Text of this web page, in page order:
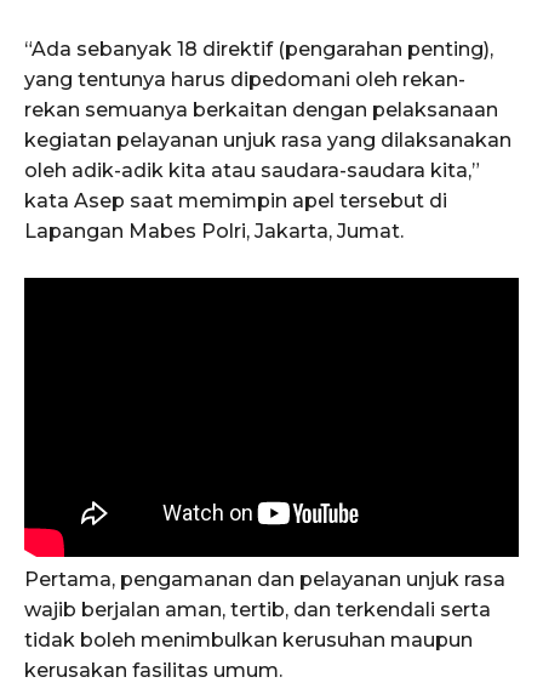
“Ada sebanyak 18 direktif (pengarahan penting),
yang tentunya harus dipedomani oleh rekan-
rekan semuanya berkaitan dengan pelaksanaan
kegiatan pelayanan unjuk rasa yang dilaksanakan
oleh adik-adik kita atau saudara-saudara kita,”
kata Asep saat memimpin apel tersebut di
Lapangan Mabes Polri, Jakarta, Jumat.
Pertama, pengamanan dan pelayanan unjuk rasa
wajib berjalan aman, tertib, dan terkendali serta
tidak boleh menimbulkan kerusuhan maupun
kerusakan fasilitas umum.